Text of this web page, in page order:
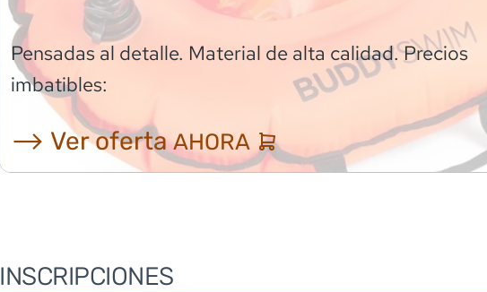
Pensadas al detalle. Material de alta calidad. Precios
imbatibles:
⟶ Ver ofertaAHORA
INSCRIPCIONES